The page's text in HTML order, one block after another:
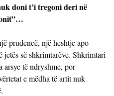
doni t’i tregoni deri në
prudencë, një heshtje apo
së shkrimtarëve. Shkrimtari
arsye të ndryshme, por
e mëdha të artit nuk